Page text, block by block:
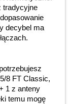
tradycyjne
decybel ma
8 FT Classic,
1 z anteny
temu mogę